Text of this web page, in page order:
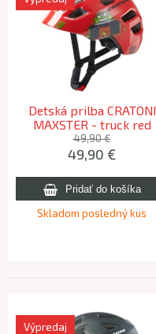
Detská prilba CRATONI
MAXSTER - truck red
glossy S-M (51-56cm)
49,90 €
49,90 €
Skladom posledný kus
Výpredaj